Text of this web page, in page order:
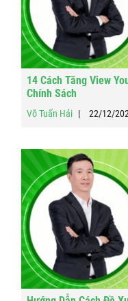
14 Cách Tăng View
Chính Sách
Võ Tuấn Hải 22/12/